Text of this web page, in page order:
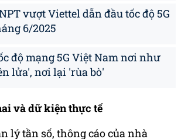
vượt Viettel dẫn đầu tốc độ 5G
6/2025
độ mạng 5G Việt Nam nơi như
lửa', nơi lại 'rùa bò'
và dữ kiện thực tế
lý tần số, thông cáo của nhà